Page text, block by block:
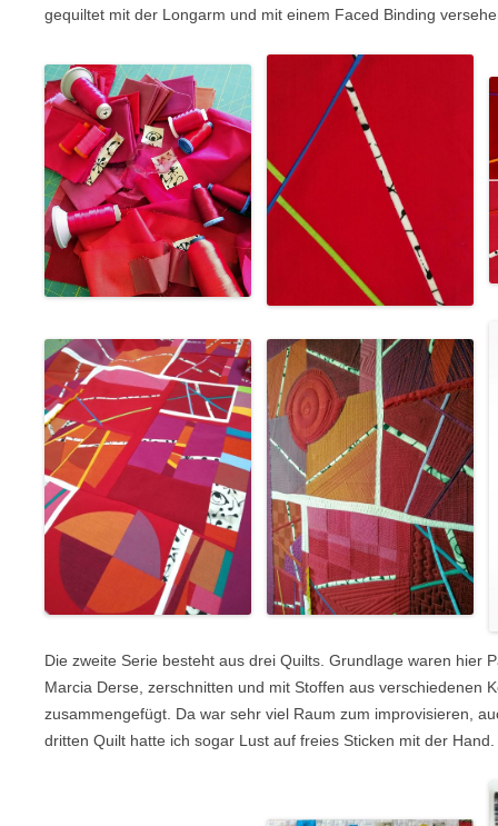
gequiltet mit der Longarm und mit einem Faced Binding
Die zweite Serie besteht aus drei Quilts. Grundlage waren hier
Marcia Derse, zerschnitten und mit Stoffen aus verschiedenen
zusammengefügt. Da war sehr viel Raum zum improvisieren,
dritten Quilt hatte ich sogar Lust auf freies Sticken mit der Hand.